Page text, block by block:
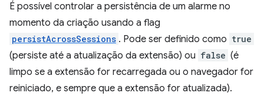
É possível controlar a persistência de um alarme no
momento da criação usando a flag
persistAcrossSessions . Pode ser definido como true
(persiste até a atualização da extensão) ou false (é
limpo se a extensão for recarregada ou o navegador for
reiniciado, e sempre que a extensão for atualizada).